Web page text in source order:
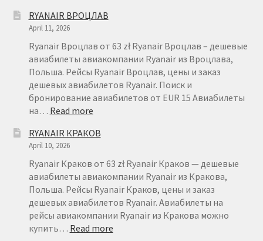
КАТОВИЦЕ
RYANAIR ВРОЦЛАВ
April 11, 2026
Ryanair Вроцлав от 63 zł Ryanair Вроцлав – дешевые
авиабилеты авиакомпании Ryanair из Вроцлава,
Польша. Рейсы Ryanair Вроцлав, цены и заказ
дешевых авиабилетов Ryanair. Поиск и
бронирование авиабилетов от EUR 15 Авиабилеты
на… Read more:
ВРОЦЛАВ
RYANAIR КРАКОВ
April 10, 2026
Ryanair Краков от 63 zł Ryanair Краков — дешевые
авиабилеты авиакомпании Ryanair из Кракова,
Польша. Рейсы Ryanair Краков, цены и заказ
дешевых авиабилетов Ryanair. Авиабилеты на
рейсы авиакомпании Ryanair из Кракова можно
купить… Read more: